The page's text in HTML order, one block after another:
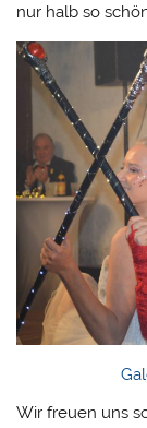
nur halb so
Wir freuen uns